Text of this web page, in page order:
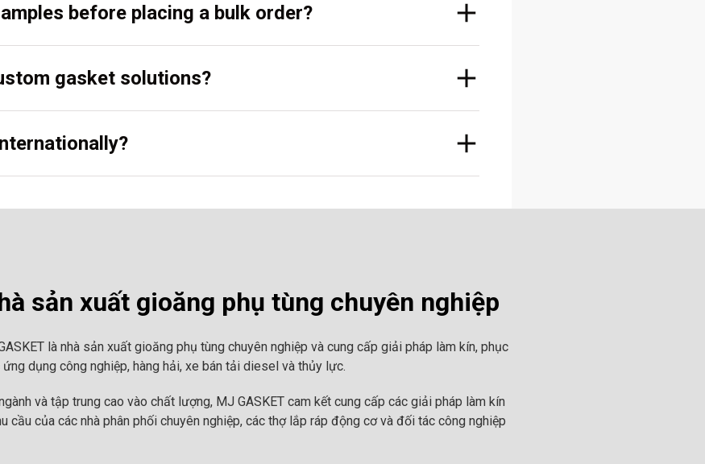
before placing a bulk order?
gasket solutions?
sản xuất gioăng phụ tùng chuyên nghiệp
là nhà sản xuất gioăng phụ tùng chuyên nghiệp và cung cấp giải pháp làm kín, phục
dụng công nghiệp, hàng hải, xe bán tải diesel và thủy lực.
và tập trung cao vào chất lượng, MJ GASKET cam kết cung cấp các giải pháp làm kín
cầu của các nhà phân phối chuyên nghiệp, các thợ lắp ráp động cơ và đối tác công nghiệp